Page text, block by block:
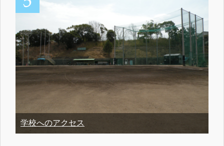
学校へのアクセス